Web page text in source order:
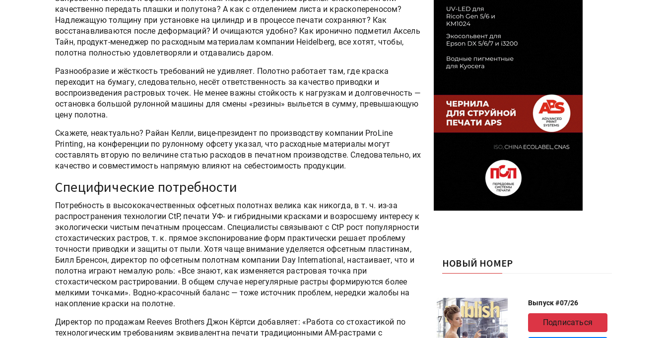
качественно передать плашки и полутона? А как с отделением листа и краскопереносом?
Надлежащую толщину при установке на цилиндр и в процессе печати сохраняют? Как
восстанавливаются после деформаций? И очищаются удобно? Как иронично подметил Аксель
Тайн, продукт-менеджер по расходным материалам компании Heidelberg, все хотят, чтобы,
полотна полностью удовлетворяли и отдавались даром.
Разнообразие и жёсткость требований не удивляет. Полотно работает там, где краска
переходит на бумагу, следовательно, несёт ответственность за качество приводки и
воспроизведения растровых точек. Не менее важны стойкость к нагрузкам и долговечность —
остановка большой рулонной машины для смены «резины» выльется в сумму, превышающую
цену полотна.
Скажете, неактуально? Райан Келли, вице-президент по производству компании ProLine
Printing, на конференции по рулонному офсету указал, что расходные материалы могут
составлять вторую по величине статью расходов в печатном производстве. Следовательно, их
качество и совместимость напрямую влияют на себестоимость продукции.
Специфические потребности
Потребность в высококачественных офсетных полотнах велика как никогда, в т. ч. из-за
распространения технологии CtP, печати УФ- и гибридными красками и возросшему интересу к
экологически чистым печатным процессам. Специалисты связывают с CtP рост популярности
стохастических растров, т. к. прямое экспонирование форм практически решает проблему
точности приводки и защиты от пыли. Хотя чаще внимание уделяется офсетным пластинам,
Билл Бренсон, директор по офсетным полотнам компании Day International, настаивает, что и
полотна играют немалую роль: «Все знают, как изменяется растровая точка при
стохастическом растрировании. В общем случае нерегулярные растры формируются более
мелкими точками». Водно-красочный баланс — тоже источник проблем, нередки жалобы на
накопление краски на полотне.
Директор по продажам Reeves Brothers Джон Кёртси добавляет: «Работа со стохастикой по
технологическим требованиям эквивалентна печати традиционными АМ-растрами с
НОВЫЙ НОМЕР
Выпуск #07/26
Подписаться